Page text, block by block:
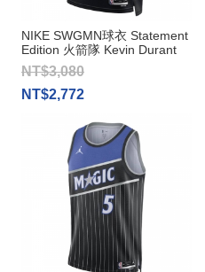
NIKE SWGMN球衣 Statement
Edition 火箭隊 Kevin Durant
NT$3,080
NT$2,772